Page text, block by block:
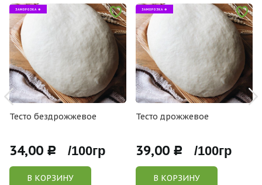
ЗАМОРОЗКА ❄
Тесто бездрожжевое
34,00 Р /100гр
В КОРЗИНУ
ЗАМОРОЗКА ❄
Тесто дрожжевое
39,00 Р /100гр
В КОРЗИНУ